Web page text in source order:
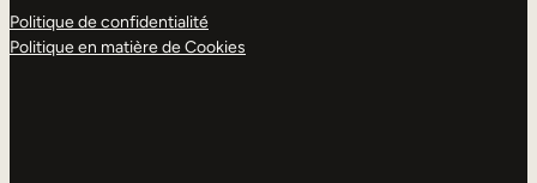
Politique de confidentialité
Politique en matière de Cookies